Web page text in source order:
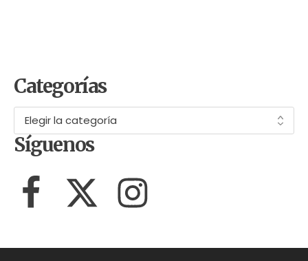
Categorías
Síguenos